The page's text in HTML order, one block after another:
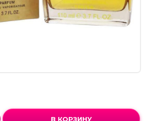
В КОРЗИНУ